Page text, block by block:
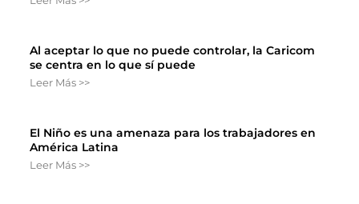
Al aceptar lo que no puede controlar, la Caricom
se centra en lo que sí puede
Leer Más >>
El Niño es una amenaza para los trabajadores en
América Latina
Leer Más >>